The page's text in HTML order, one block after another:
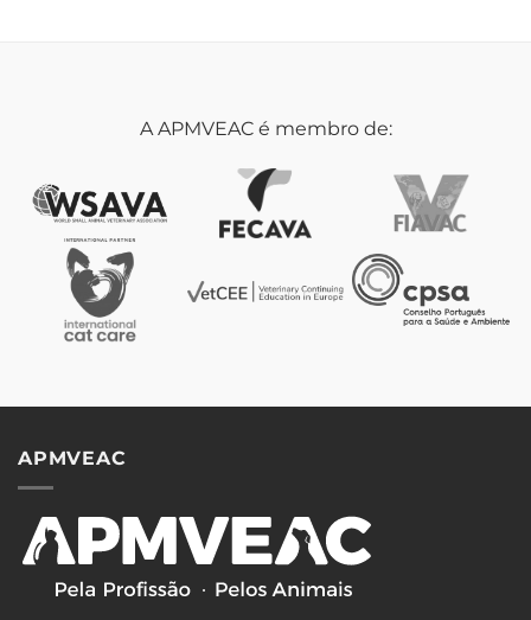
A APMVEAC é membro de:
APMVEAC